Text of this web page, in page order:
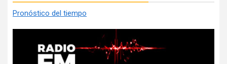
Pronóstico del tiempo